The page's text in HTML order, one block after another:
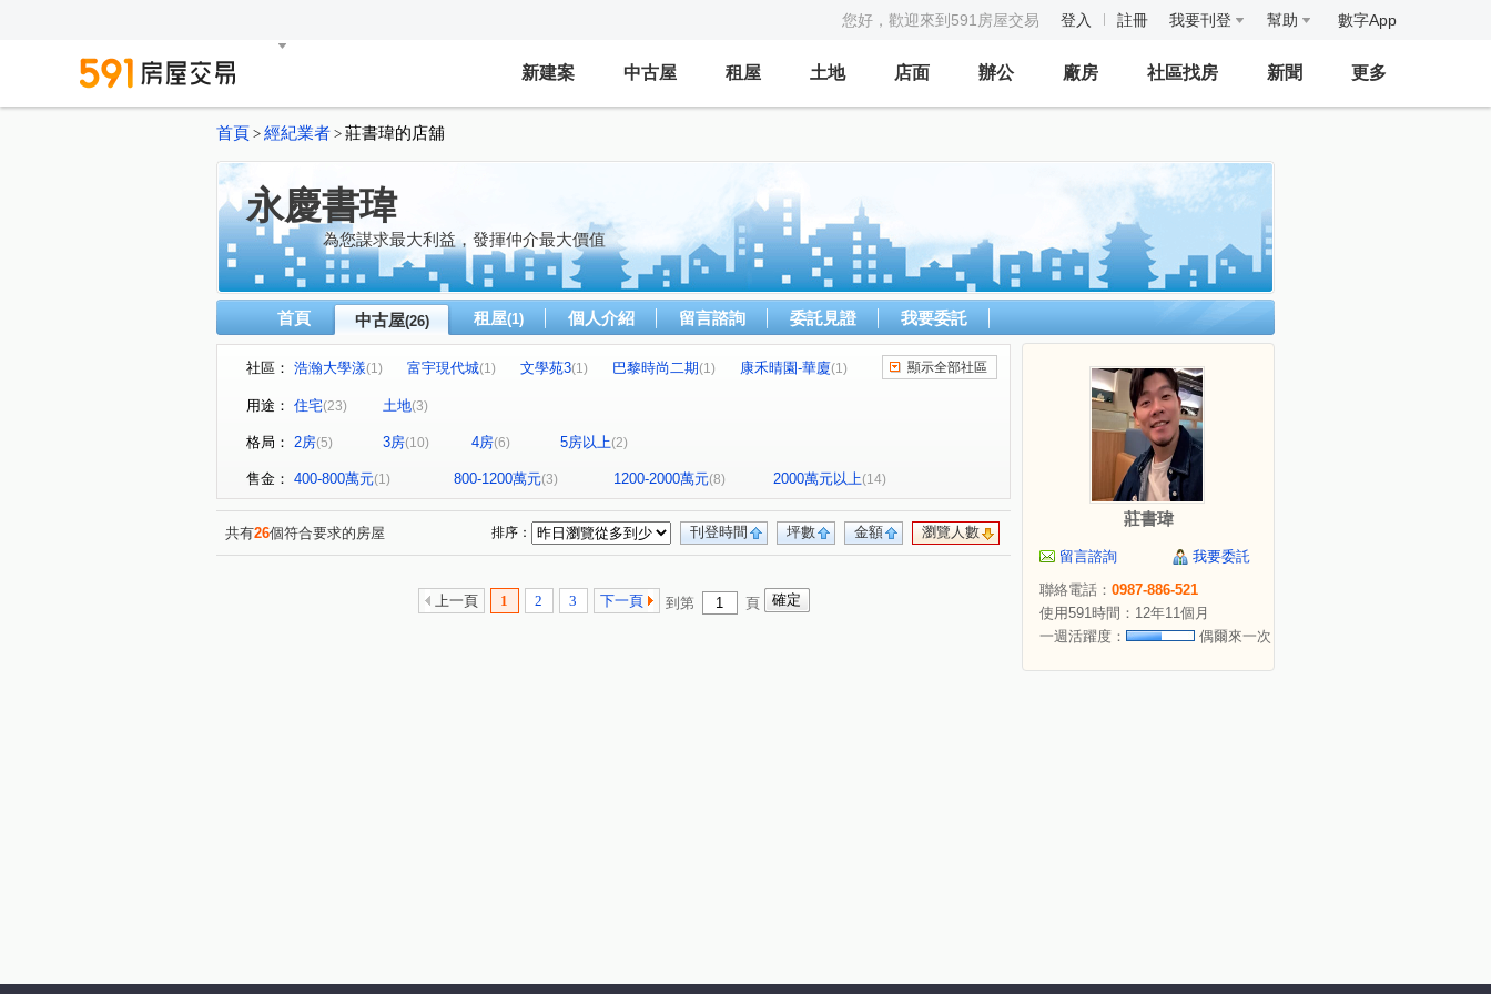
您好，歡迎來到591房屋交易 登入 註冊 我要刊登 幫助 數字App
新建案 中古屋 租屋 土地 店面 辦公 廠房 社區找房 新聞 更多
首頁 > 經紀業者 > 莊書瑋的店舖
永慶書瑋
為您謀求最大利益，發揮仲介最大價值
首頁 中古屋(26) 租屋(1) 個人介紹 留言諮詢 委託見證 我要委託
社區： 浩瀚大學漾(1) 富宇現代城(1) 文學苑3(1) 巴黎時尚二期(1) 康禾晴園-華廈(1)
坤山時代敦品 (1)
鑽石雙星 德鑫SKY1 (1) 新資源莊 (1) 山佳二路
福興一路(1) (1) 中華路六段 竹中路 (1) 振興街
興隆路三段(1) 中興街(1) 明湖路(1) 中正路(1) 嘉豐六路二段(1) 三民路(1)
六家五路一段(1) (1) 華興五街(1) 莊敬北路 (1) 自由路
成功十六街(1) 保康街(1) 公北二路(1) 縣政二路(1) 勝利十一路(1)
顯示全部社區
用途： 住宅(23) 土地(3)
格局： 2房(5) 3房(10) 4房(6) 5房以上(2)
售金： 400-800萬元(1) 800-1200萬元(3) 1200-2000萬元(8) 2000萬元以上(14)
共有26個符合要求的房屋 瀏覽人數
金額
坪數
刊登時間
排序：
上一頁 1 2 3 下一頁 到第 頁
莊書瑋
留言諮詢
我要委託
聯絡電話： 0987-886-521
使用591時間：12年11個月
一週活躍度：
偶爾來一次